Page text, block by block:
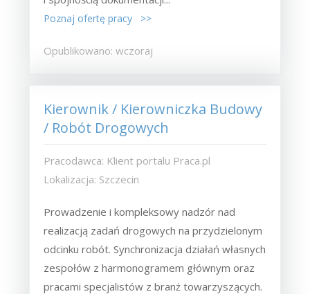
Poznaj ofertę pracy >>
Opublikowano: wczoraj
Kierownik / Kierowniczka Budowy
/ Robót Drogowych
Pracodawca: Klient portalu Praca.pl
Lokalizacja: Szczecin
Prowadzenie i kompleksowy nadzór nad
realizacją zadań drogowych na przydzielonym
odcinku robót. Synchronizacja działań własnych
zespołów z harmonogramem głównym oraz
pracami specjalistów z branż towarzyszących.